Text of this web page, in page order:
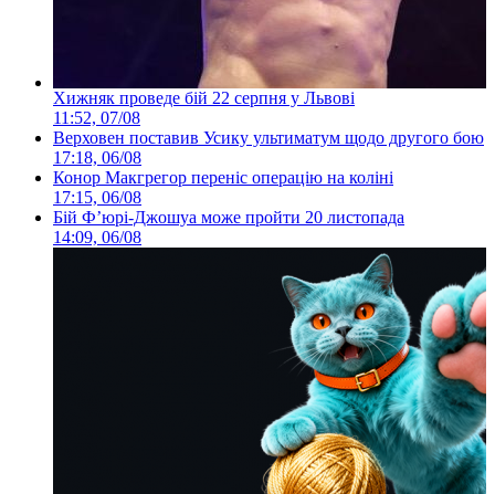
Хижняк проведе бій 22 серпня у Львові
11:52, 07/08
Верховен поставив Усику ультиматум щодо другого бою
17:18, 06/08
Конор Макгрегор переніс операцію на коліні
17:15, 06/08
Бій Ф’юрі-Джошуа може пройти 20 листопада
14:09, 06/08